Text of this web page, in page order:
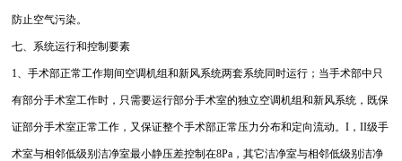
防止空气污染。
七、系统运行和控制要素
1、手术部正常工作期间空调机组和新风系统两套系统同时运行；当手术部中只
有部分手术室工作时，只需要运行部分手术室的独立空调机组和新风系统，既保
证部分手术室正常工作，又保证整个手术部正常压力分布和定向流动。I，II级手
术室与相邻低级别洁净室最小静压差控制在8Pa，其它洁净室与相邻低级别洁净